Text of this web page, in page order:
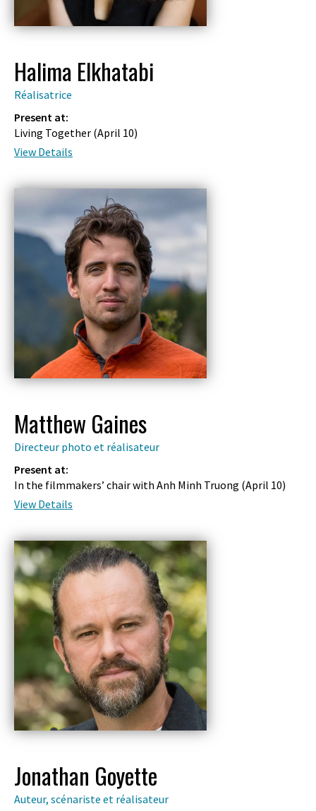
Halima Elkhatabi
Réalisatrice
Present at:
Living Together (April 10)
View Details
Matthew Gaines
Directeur photo et réalisateur
Present at:
In the filmmakers’ chair with Anh Minh Truong (April 10)
View Details
Jonathan Goyette
Auteur, scénariste et réalisateur